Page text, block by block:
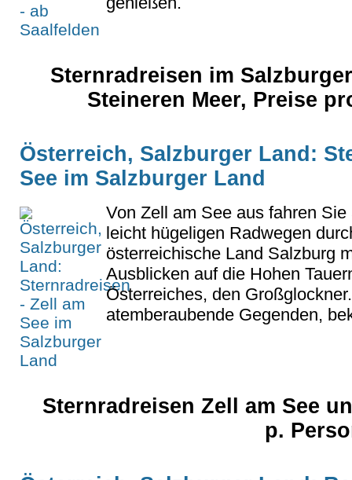
Sternradreisen im
Steineren Meer, Preise
Österreich, Salzburger Land:
See im Salzburger Land
Von Zell am See aus fahren
leicht hügeligen Radwegen
österreichische Land Salzburg
Ausblicken auf die Hohen
Österreiches, den
atemberaubende Gegenden,
Sternradreisen Zell am See
p.